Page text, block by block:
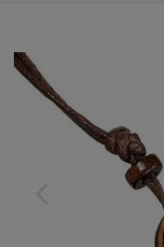
fine
della
galleria
immagini